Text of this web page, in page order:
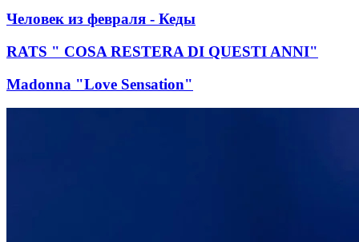
Человек из февраля - Кеды
RATS " COSA RESTERA DI QUESTI ANNI"
Madonna "Love Sensation"